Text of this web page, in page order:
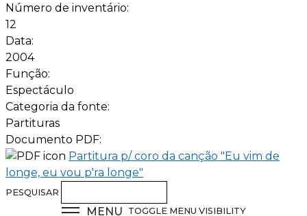
Número de inventário:
12
Data:
2004
Função:
Espectáculo
Categoria da fonte:
Partituras
Documento PDF:
Partitura p/ coro da canção "Eu vim de
longe, eu vou p'ra longe"
PESQUISAR
MENU TOGGLE MENU VISIBILITY